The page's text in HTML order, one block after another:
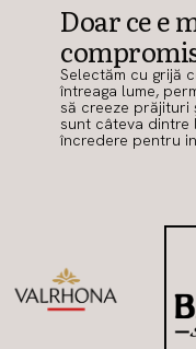
Doar ce e
Selectăm cu grijă
întreaga lume,
să creeze prăjituri
sunt câteva
încredere pentru